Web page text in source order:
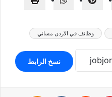
وظائف في الاردن مسائي
نسخ الرابط